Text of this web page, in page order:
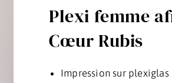
Plexi femme
Cœur Rubis
Impression sur plexiglas